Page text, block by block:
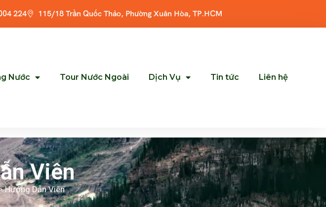
224 115/18 Trần Quốc Thảo, Phường Xuân Hòa, TP.HCM
Nước Tour Nước Ngoài Dịch Vụ Tin tức Liên hệ
Viên
Hướng Dẫn Viên